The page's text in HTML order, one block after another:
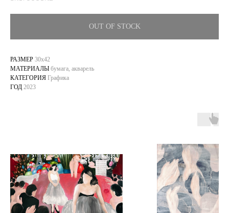
OUT OF STOCK
РАЗМЕР 30х42
МАТЕРИАЛЫ бумага, акварель
КАТЕГОРИЯ Графика
ГОД 2023